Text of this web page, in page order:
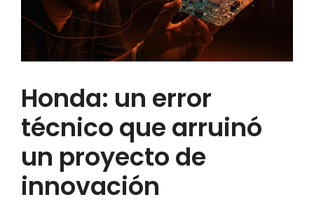
Honda: un error
técnico que arruinó
un proyecto de
innovación